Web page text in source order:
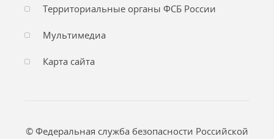
Территориальные органы ФСБ России
Мультимедиа
Карта сайта
© Федеральная служба безопасности Российской